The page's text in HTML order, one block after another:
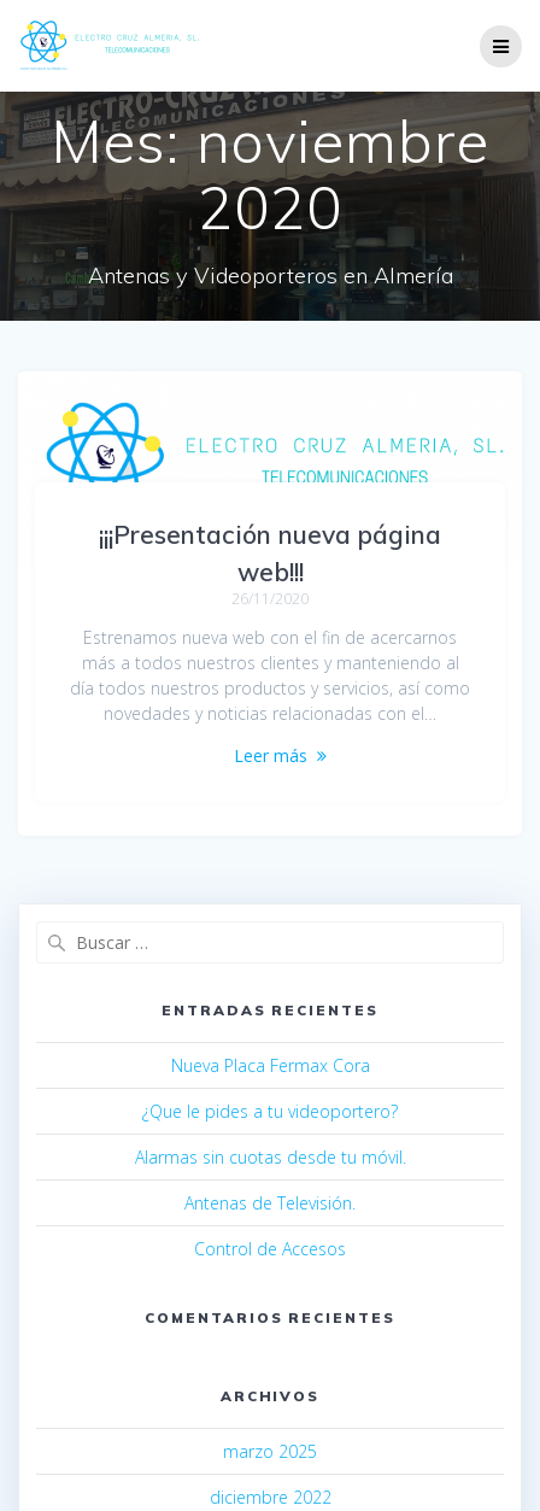
Mes:noviembre
2020
Antenas y Videoporteros en Almería
¡¡¡Presentación nueva página
web!!!
26/11/2020
Estrenamos nueva web con el fin de acercarnos
más a todos nuestros clientes y manteniendo al
día todos nuestros productos y servicios, así como
novedades y noticias relacionadas con el…
Leer más
ENTRADAS RECIENTES
Nueva Placa Fermax Cora
¿Que le pides a tu videoportero?
Alarmas sin cuotas desde tu móvil.
Antenas de Televisión.
Control de Accesos
COMENTARIOS RECIENTES
ARCHIVOS
marzo 2025
diciembre 2022